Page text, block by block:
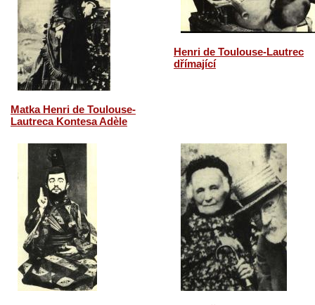
Matka Henri de Toulouse-
Lautreca Kontesa Adèle
Henri de Toulouse-Lautrec
dřímající